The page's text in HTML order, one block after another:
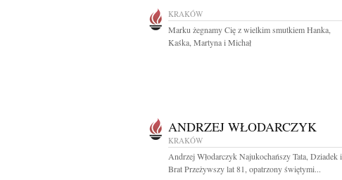
KRAKÓW
Marku żegnamy Cię z wielkim smutkiem Hanka,
Kaśka, Martyna i Michał
ANDRZEJ WŁODARCZYK
KRAKÓW
Andrzej Włodarczyk Najukochańszy Tata, Dziadek i
Brat Przeżywszy lat 81, opatrzony świętymi...